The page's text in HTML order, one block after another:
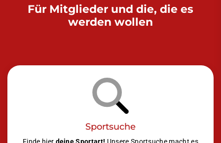
Für Mitglieder und die, die es
werden wollen
Sportsuche